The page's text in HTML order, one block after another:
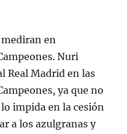
mediran en
Nuri
Real Madrid en las
ya que no
impida en la cesión
a los azulgranas y